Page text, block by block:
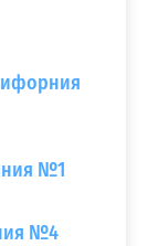
№1
№4